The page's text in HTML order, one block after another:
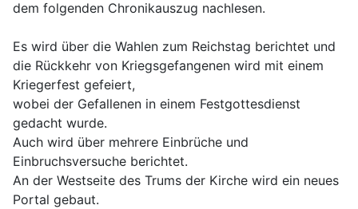
dem folgenden Chronikauszug nachlesen.
Es wird über die Wahlen zum Reichstag berichtet und
die Rückkehr von Kriegsgefangenen wird mit einem
Kriegerfest gefeiert,
wobei der Gefallenen in einem Festgottesdienst
gedacht wurde.
Auch wird über mehrere Einbrüche und
Einbruchsversuche berichtet.
An der Westseite des Trums der Kirche wird ein neues
Portal gebaut.